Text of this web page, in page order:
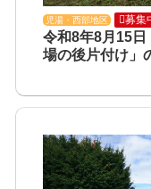
児湯・西部地区 募集
令和8年8月15日
場の後片付け」